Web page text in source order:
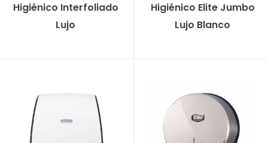
Higiénico Interfoliado
Lujo
Higiénico Elite Jumbo
Lujo Blanco